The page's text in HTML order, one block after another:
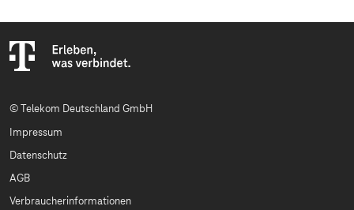
© Telekom Deutschland GmbH
Impressum
Datenschutz
AGB
Verbraucherinformationen